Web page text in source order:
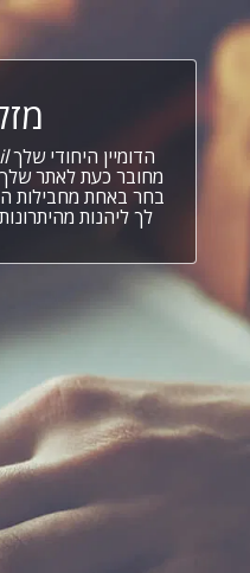
הדומיין היחודי שלך
מחובר כעת לאתר
בחר באחת מחבילות
לך ליהנות